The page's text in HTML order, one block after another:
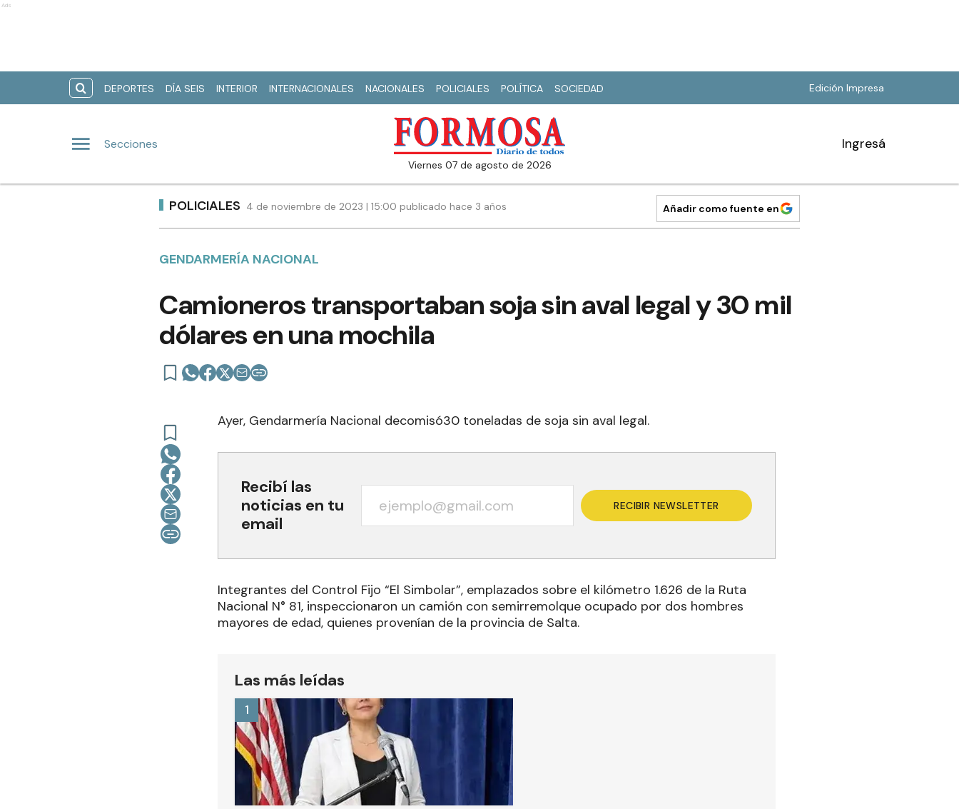
Ads
DEPORTES DÍA SEIS INTERIOR INTERNACIONALES NACIONALES POLICIALES POLÍTICA SOCIEDAD Edición Impresa
Secciones
viernes 07 de agosto de 2026
Ingresá
POLICIALES 4 de noviembre de 2023 | 15:00 publicado hace 3 años Añadir como fuente en
GENDARMERÍA NACIONAL
Camioneros transportaban soja sin aval legal y 30 mil
dólares en una mochila
Ayer, Gendarmería Nacional decomisó30 toneladas de soja sin aval legal.
Recibí las
noticias en tu
email
RECIBIR NEWSLETTER
Integrantes del Control Fijo “El Simbolar”, emplazados sobre el kilómetro 1.626 de la Ruta
Nacional N° 81, inspeccionaron un camión con semirremolque ocupado por dos hombres
mayores de edad, quienes provenían de la provincia de Salta.
Las más leídas
1